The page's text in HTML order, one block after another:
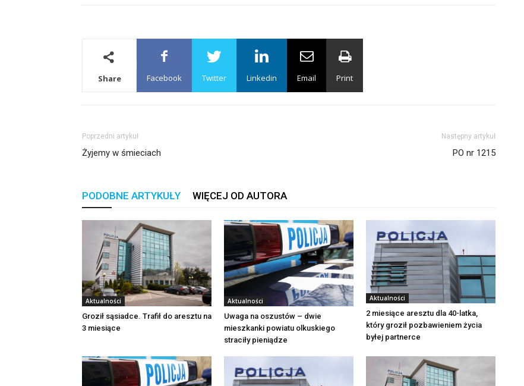
Share Facebook Twitter Linkedin Email Print
Poprzedni artykuł
Żyjemy w śmieciach
Następny artykuł
PO nr 1215
PODOBNE ARTYKUŁY WIĘCEJ OD AUTORA
Aktualności
Groził sąsiadce. Trafił do aresztu na
3 miesiące
Aktualności
Uwaga na oszustów – dwie
mieszkanki powiatu olkuskiego
straciły pieniądze
Aktualności
2 miesiące aresztu dla 40-latka,
który groził pozbawieniem życia
byłej partnerce